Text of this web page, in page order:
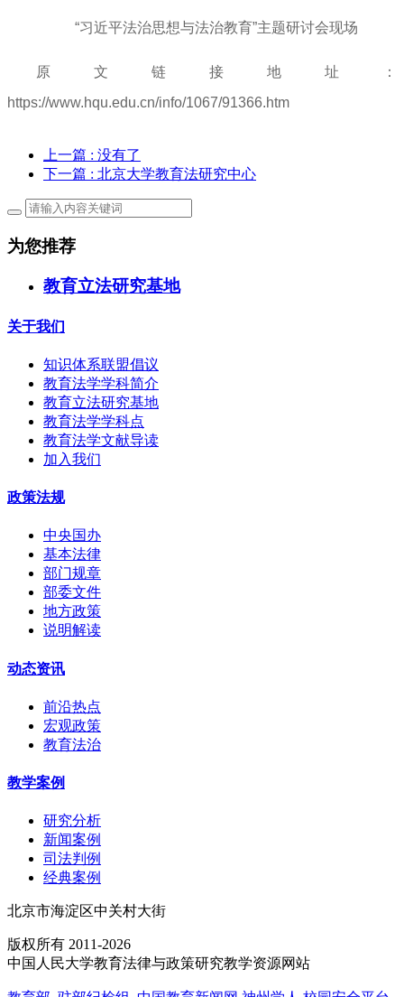
“习近平法治思想与法治教育”主题研讨会现场
原文链接地址：
https://www.hqu.edu.cn/info/1067/91366.htm
上一篇 : 没有了
下一篇 : 北京大学教育法研究中心
为您推荐
教育立法研究基地
关于我们
知识体系联盟倡议
教育法学学科简介
教育立法研究基地
教育法学学科点
教育法学文献导读
加入我们
政策法规
中央国办
基本法律
部门规章
部委文件
地方政策
说明解读
动态资讯
前沿热点
宏观政策
教育法治
教学案例
研究分析
新闻案例
司法判例
经典案例
北京市海淀区中关村大街
版权所有 2011-2026
中国人民大学教育法律与政策研究教学资源网站